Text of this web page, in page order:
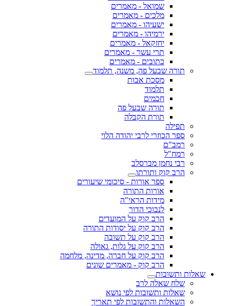
שמואל - מאמרים
מלכים - מאמרים
ישעיהו - מאמרים
ירמיהו - מאמרים
יחזקאל - מאמרים
תרי עשר - מאמרים
כתובים - מאמרים
תורה שבעל פה, משנה, תלמוד
מסכת אבות
תלמוד
חכמים
תורה שבעל פה
תורת הקבלה
תפילה
ספר הכוזרי לרבי יהודה הלוי
רמב"ם
רמח"ל
רבי נחמן מברסלב
הרב קוק ותורתו
ספר אורות - סיכומי שיעורים
אורות התורה
מידות הראי"ה
לנבוכי הדור
הרב קוק על המועדים
הרב קוק על יסודות התורה
הרב קוק על תשובה
הרב קוק על גלות, גאולה
הרב קוק על חברה, מדינה, מלחמה
הרב קוק - מאמרים שונים
שאלות ותשובות
שלח שאלה לרב
שאלות ותשובות לפי נושא
השאלות והתשובות לפי תאריך